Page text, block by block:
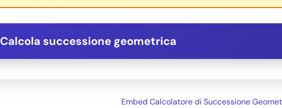
Calcola successione geometrica
Embed Calcolatore di Successione